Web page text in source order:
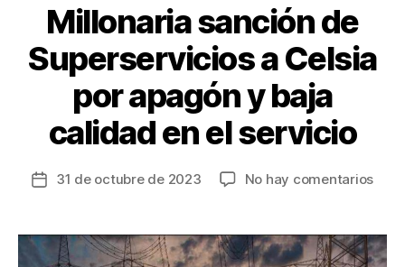
Millonaria sanción de
Superservicios a Celsia
por apagón y baja
calidad en el servicio
Fecha
entrada
31 de octubre de 2023 No hay comentariosen
de